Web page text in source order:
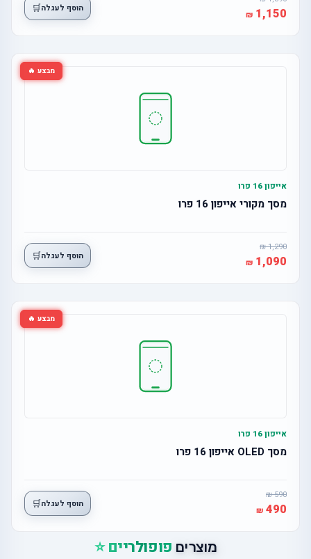
1,150 הוסף לעגלה🛒
מבצע 🔥
אייפון 16 פרו
מסך מקורי אייפון 16 פרו
1,290
1,090 הוסף לעגלה🛒
מבצע 🔥
אייפון 16 פרו
מסך OLED אייפון 16 פרו
590
490 הוסף לעגלה🛒
מוצרים פופולריים ⭐